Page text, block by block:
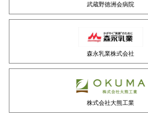
武蔵野徳洲会病院
森永乳業株式会社
株式会社大熊工業